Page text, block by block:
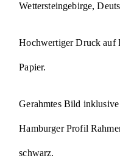
Wettersteingebirge,
Hochwertiger Druck auf
Papier.
Gerahmtes Bild
Hamburger Profil
schwarz.